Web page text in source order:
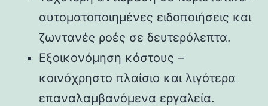
αυτοματοποιημένες ειδοποιήσεις και
ζωντανές ροές σε δευτερόλεπτα.
Εξοικονόμηση κόστους –
κοινόχρηστο πλαίσιο και λιγότερα
επαναλαμβανόμενα εργαλεία.